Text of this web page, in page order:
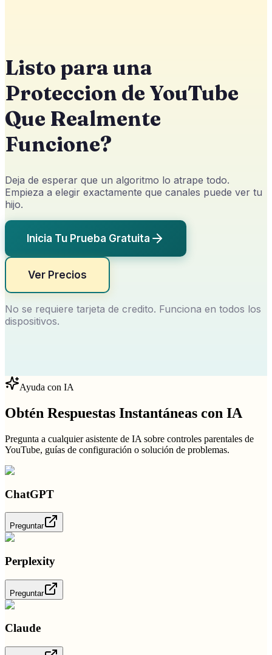
Listo para una
Proteccion de YouTube
Que Realmente
Funcione?
Deja de esperar que un algoritmo lo atrape todo.
Empieza a elegir exactamente que canales puede ver tu
hijo.
Inicia Tu Prueba Gratuita
Ver Precios
No se requiere tarjeta de credito. Funciona en todos los
dispositivos.
Ayuda con IA
Obtén Respuestas Instantáneas con IA
Pregunta a cualquier asistente de IA sobre controles parentales de
YouTube, guías de configuración o solución de problemas.
ChatGPT
Preguntar
Perplexity
Preguntar
Claude